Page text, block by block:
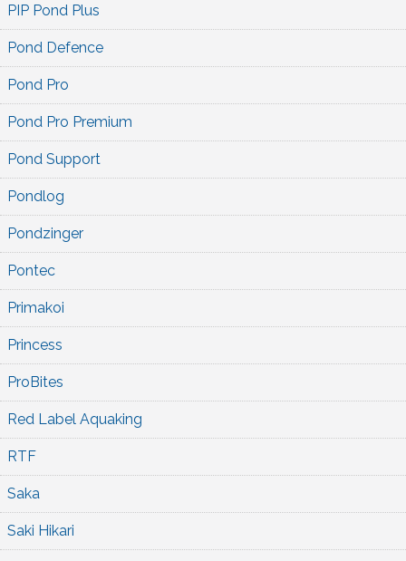
PIP Pond Plus
Pond Defence
Pond Pro
Pond Pro Premium
Pond Support
Pondlog
Pondzinger
Pontec
Primakoi
Princess
ProBites
Red Label Aquaking
RTF
Saka
Saki Hikari